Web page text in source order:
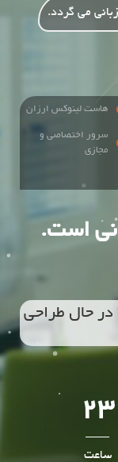
می گردد.
هاست لینوکس ارزان
سرور اختصاصی و
مجازی
است.
در حال طراحی
23
ساعت